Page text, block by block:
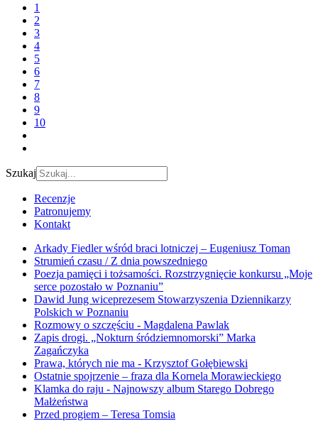
1
2
3
4
5
6
7
8
9
10
Szukaj
Recenzje
Patronujemy
Kontakt
Arkady Fiedler wśród braci lotniczej – Eugeniusz Toman
Strumień czasu / Z dnia powszedniego
Poezja pamięci i tożsamości. Rozstrzygnięcie konkursu „Moje
serce pozostało w Poznaniu”
Dawid Jung wiceprezesem Stowarzyszenia Dziennikarzy
Polskich w Poznaniu
Rozmowy o szczęściu - Magdalena Pawlak
Zapis drogi. „Nokturn śródziemnomorski” Marka
Zagańczyka
Prawa, których nie ma - Krzysztof Gołębiewski
Ostatnie spojrzenie – fraza dla Kornela Morawieckiego
Klamka do raju - Najnowszy album Starego Dobrego
Małżeństwa
Przed progiem – Teresa Tomsia